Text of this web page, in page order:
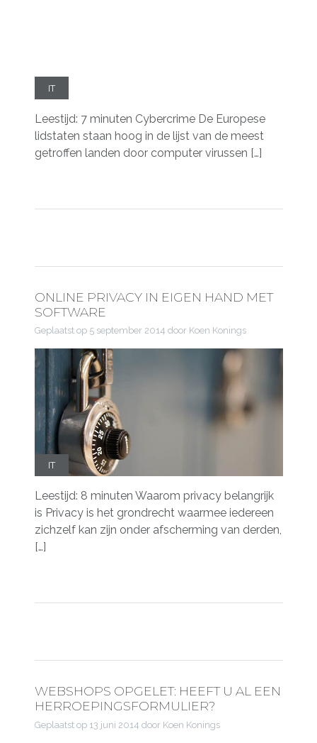
IT
Leestijd: 7 minuten Cybercrime De Europese
lidstaten staan hoog in de lijst van de meest
getroffen landen door computer virussen […]
ONLINE PRIVACY IN EIGEN HAND MET
SOFTWARE
Geplaatst op 5 september 2014 door Koen Konings
IT
Leestijd: 8 minuten Waarom privacy belangrijk
is Privacy is het grondrecht waarmee iedereen
zichzelf kan zijn onder afscherming van derden,
[…]
WEBSHOPS OPGELET: HEEFT U AL EEN
HERROEPINGSFORMULIER?
Geplaatst op 13 juni 2014 door Koen Konings